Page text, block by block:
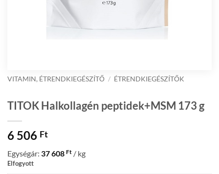
VITAMIN, ÉTRENDKIEGÉSZÍTŐ / ÉTRENDKIEGÉSZÍTŐK
TITOK Halkollagén peptidek+MSM 173 g
6 506 Ft
Egységár: 37 608 Ft / kg
Elfogyott